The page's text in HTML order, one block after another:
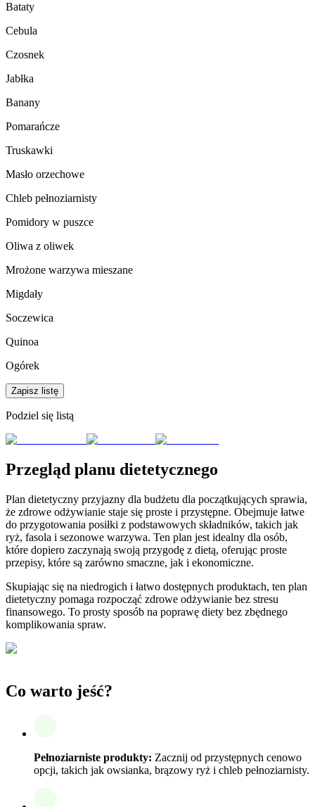
Bataty
Cebula
Czosnek
Jabłka
Banany
Pomarańcze
Truskawki
Masło orzechowe
Chleb pełnoziarnisty
Pomidory w puszce
Oliwa z oliwek
Mrożone warzywa mieszane
Migdały
Soczewica
Quinoa
Ogórek
Zapisz listę
Podziel się listą
Przegląd planu dietetycznego
Plan dietetyczny przyjazny dla budżetu dla początkujących sprawia,
że zdrowe odżywianie staje się proste i przystępne. Obejmuje łatwe
do przygotowania posiłki z podstawowych składników, takich jak
ryż, fasola i sezonowe warzywa. Ten plan jest idealny dla osób,
które dopiero zaczynają swoją przygodę z dietą, oferując proste
przepisy, które są zarówno smaczne, jak i ekonomiczne.
Skupiając się na niedrogich i łatwo dostępnych produktach, ten plan
dietetyczny pomaga rozpocząć zdrowe odżywianie bez stresu
finansowego. To prosty sposób na poprawę diety bez zbędnego
komplikowania spraw.
Co warto jeść?
Pełnoziarniste produkty: Zacznij od przystępnych cenowo
opcji, takich jak owsianka, brązowy ryż i chleb pełnoziarnisty.